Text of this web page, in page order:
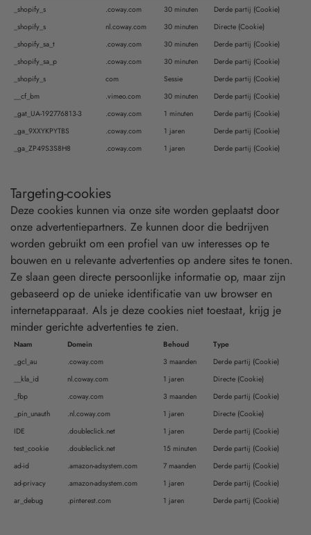
_shopify_s
.coway.com 30 minuten
Derde partij (Cookie)
_shopify_s
nl.coway.com 30 minuten
Directe (Cookie)
_shopify_sa_t
.coway.com 30 minuten
Derde partij (Cookie)
_shopify_sa_p
.coway.com 30 minuten
Derde partij (Cookie)
_shopify_s
com Sessie
Derde partij (Cookie)
__cf_bm
.vimeo.com 30 minuten
Derde partij (Cookie)
_gat_UA-192776813-3
.coway.com 1 minuten
Derde partij (Cookie)
_ga_9XXYKPYTBS
.coway.com 1 jaren
Derde partij (Cookie)
_ga_ZP49S3S8H8
.coway.com 1 jaren Derde partij (Cookie)
Targeting-cookies
Deze cookies kunnen via onze site worden geplaatst door
onze advertentiepartners. Ze kunnen door die bedrijven
worden gebruikt om een profiel van uw interesses op te
bouwen en u relevante advertenties op andere sites te tonen.
Ze slaan geen directe persoonlijke informatie op, maar zijn
gebaseerd op de unieke identificatie van uw browser en
internetapparaat. Als je deze cookies niet toestaat, krijg je
minder gerichte advertenties te zien.
Naam Domein Behoud
Type
_gcl_au
.coway.com 3 maanden
Derde partij (Cookie)
__kla_id
nl.coway.com 1 jaren
Directe (Cookie)
_fbp
.coway.com 3 maanden
Derde partij (Cookie)
_pin_unauth
.nl.coway.com 1 jaren
Directe (Cookie)
IDE
.doubleclick.net 1 jaren
Derde partij (Cookie)
test_cookie
.doubleclick.net 15 minuten
Derde partij (Cookie)
ad-id
.amazon-adsystem.com 7 maanden
Derde partij (Cookie)
ad-privacy
.amazon-adsystem.com 1 jaren
Derde partij (Cookie)
ar_debug
.pinterest.com 1 jaren Derde partij (Cookie)